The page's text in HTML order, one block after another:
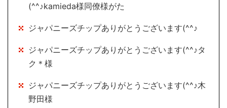
(^^♪kamieda様同僚様がた
ジャパニーズチップありがとうございます(^^♪
ジャパニーズチップありがとうございます(^^♪タ
ク＊様
ジャパニーズチップありがとうございます(^^♪木
野田様